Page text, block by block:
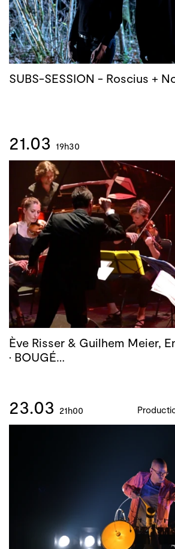
SUBS-SESSION - Roscius +
21.03 19h30
Ève Risser & Guilhem Meier,
· BOUGÉ…
23.03 21h00